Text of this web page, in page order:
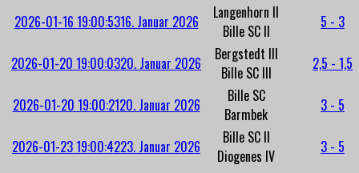
2026-01-16 19:00:5316. Januar 2026
Langenhorn II
Bille SC II
5 - 3
2026-01-20 19:00:0320. Januar 2026
Bergstedt III
Bille SC III
2,5 - 1,5
2026-01-20 19:00:2120. Januar 2026
Bille SC
Barmbek
3 - 5
2026-01-23 19:00:4223. Januar 2026
Bille SC II
Diogenes IV
3 - 5